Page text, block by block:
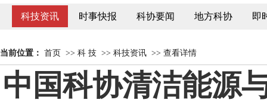
科技资讯 时事快报 科协要闻 地方科协 即
当前位置： 首页 >> 科 技 >> 科技资讯 >> 查看详情
中国科协清洁能源